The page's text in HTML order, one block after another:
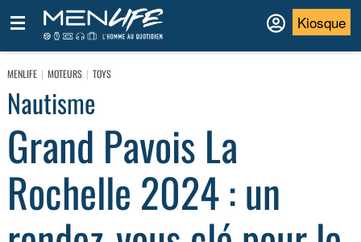
Kiosque
MENLIFE MOTEURS TOYS
Nautisme
Grand Pavois La
Rochelle 2024 : un